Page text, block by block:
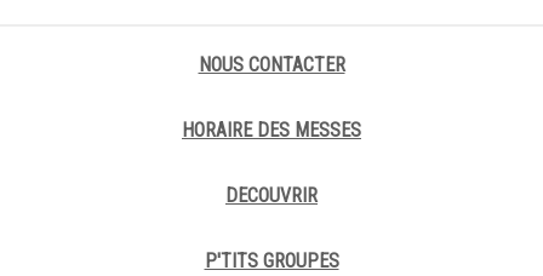
NOUS CONTACTER
HORAIRE DES MESSES
DECOUVRIR
P'TITS GROUPES